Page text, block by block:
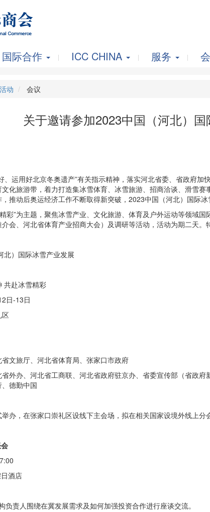
国际合作 ICC CHINA 服务
动 会议
关于邀请参加2023中国（河北）
、运用好北京冬奥遗产”有关指示精神，落实河北省委、省政府
化旅游带，着力打造集冰雪体育、冰雪旅游、招商洽谈、滑雪
推动后奥运经济工作不断取得新突破，2023中国（河北）国际
彩”为主题，聚焦冰雪产业、文化旅游、体育及户外运动等领域
会、河北省体育产业招商大会）及调研等活动，活动为期二天。
北）国际冰雪产业发展
共赴冰雪精彩
日-13日
区
文旅厅、河北省体育局、张家口市政府
外办、河北省工商联、河北省政府驻京办、省委宣传部（省政
德勤中国
办，在张家口崇礼区设线下主会场，拟在相关国家设境外线上分
酒店
责人围绕在冀发展需求及如何加强投资合作进行座谈交流。